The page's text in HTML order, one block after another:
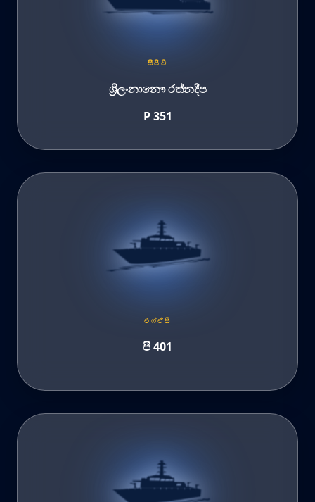
සීපීවී
ශ්‍රීලංනානෞ රත්නදීප
P 351
එෆ්ඒසී
පී 401